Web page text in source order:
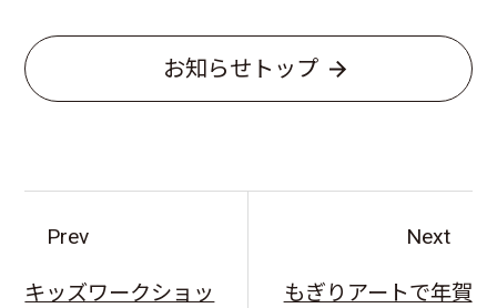
お知らせトップ
Prev
キッズワークショッ
Next
もぎりアートで年賀